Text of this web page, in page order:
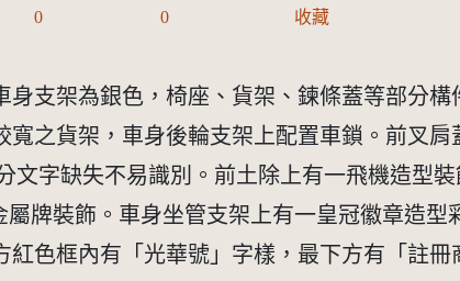
0 0 收藏
身支架為銀色，椅座、貨架、鍊條蓋等部分
之貨架，車身後輪支架上配置車鎖。前叉
文字缺失不易識別。前土除上有一飛機造型
屬牌裝飾。車身坐管支架上有一皇冠徽章造
色框內有「光華號」字樣，最下方有「註冊